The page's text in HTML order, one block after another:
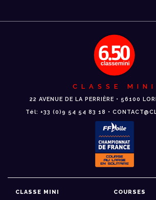
CLASSE MINI
22 AVENUE DE LA PERRIÈRE • 56100
Tél: +33 (0)9 54 54 83 18 •
CLASSE MINI COURSES